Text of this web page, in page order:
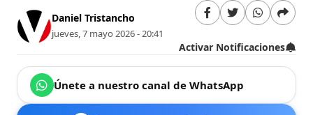
Daniel Tristancho
jueves, 7 mayo 2026 - 20:41
Activar Notificaciones
Únete a nuestro canal de WhatsApp